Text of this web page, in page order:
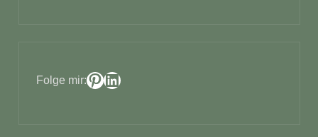
Folge mir:Pinterest
LinkedIn